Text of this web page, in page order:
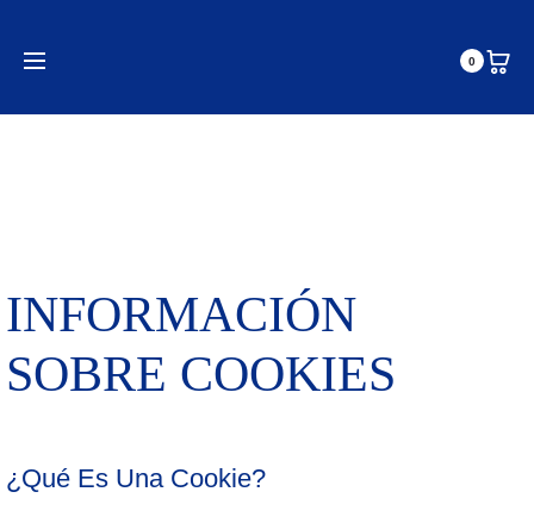
0
Cookies Cookies
INFORMACIÓN
SOBRE COOKIES
¿Qué Es Una Cookie?